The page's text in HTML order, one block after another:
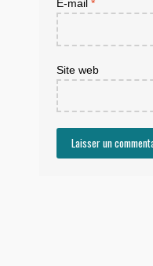
E-mail *
Site web